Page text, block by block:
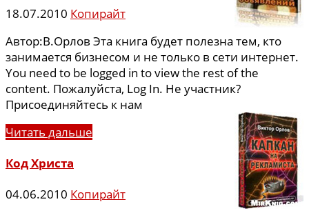
18.07.2010 Копирайт
Автор:В.Орлов Эта книга будет полезна тем, кто
занимается бизнесом и не только в сети интернет.
You need to be logged in to view the rest of the
content. Пожалуйста, Log In. Не участник?
Присоединяйтесь к нам
Читать дальше
Код Христа
04.06.2010 Копирайт